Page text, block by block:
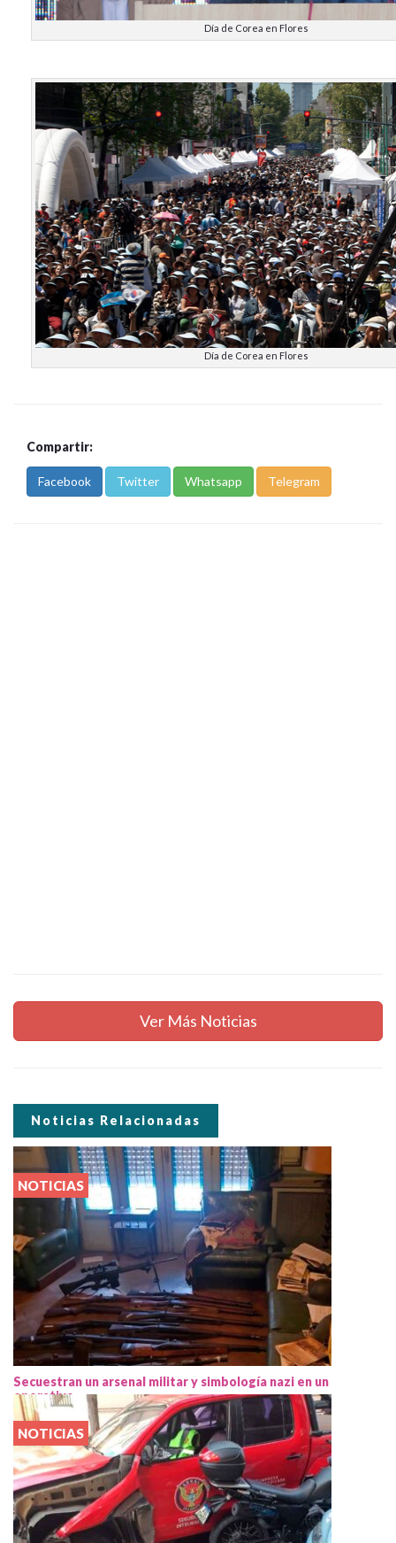
Día de Corea en Flores
Día de Corea en Flores
Compartir:
Facebook Twitter Whatsapp Telegram
Ver Más Noticias
Noticias Relacionadas
NOTICIAS
Secuestran un arsenal militar y simbología nazi en un
operativo
NOTICIAS